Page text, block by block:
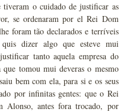
tiveram o cuidado de justificar as
se ordenaram por el Rei Dom
foram tão declarados e terríveis
dizer algo que esteve mui
tanto aquela empresa do
tomou mui deveras o mesmo
bem com ela, para si e os seus
por infinitas gentes: que o Rei
antes fora trocado, por